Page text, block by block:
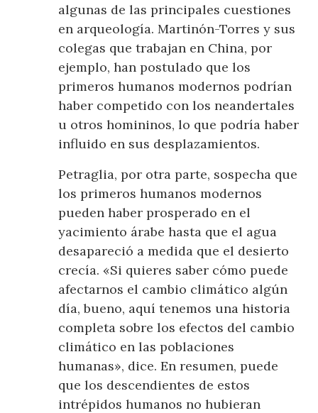
algunas de las principales cuestiones
en arqueología. Martinón-Torres y sus
colegas que trabajan en China, por
ejemplo, han postulado que los
primeros humanos modernos podrían
haber competido con los neandertales
u otros homininos, lo que podría haber
influido en sus desplazamientos.
Petraglia, por otra parte, sospecha que
los primeros humanos modernos
pueden haber prosperado en el
yacimiento árabe hasta que el agua
desapareció a medida que el desierto
crecía. «Si quieres saber cómo puede
afectarnos el cambio climático algún
día, bueno, aquí tenemos una historia
completa sobre los efectos del cambio
climático en las poblaciones
humanas», dice. En resumen, puede
que los descendientes de estos
intrépidos humanos no hubieran